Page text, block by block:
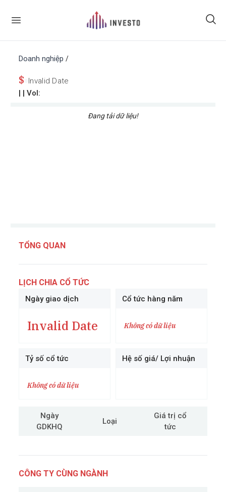
Doanh nghiệp /
$ Invalid Date
| | Vol:
Đang tải dữ liệu!
TỔNG QUAN
LỊCH CHIA CỔ TỨC
Ngày giao dịch
Invalid Date
Cổ tức hàng năm
Không có dữ liệu
Tỷ số cổ tức
Không có dữ liệu
Hệ số giá/ Lợi nhuận
Ngày
GDKHQ
Loại
Giá trị cổ
tức
CÔNG TY CÙNG NGÀNH